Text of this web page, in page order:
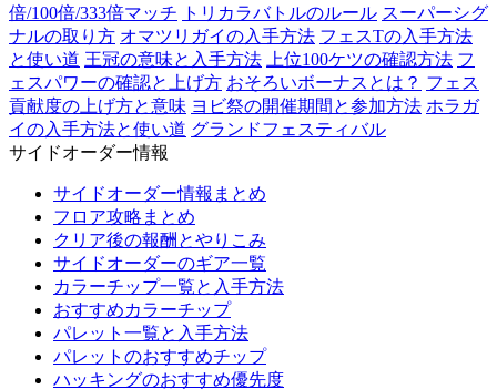
倍/100倍/333倍マッチ
トリカラバトルのルール スーパーシグ
ナルの取り方 オマツリガイの入手方法 フェスTの入手方法
と使い道 王冠の意味と入手方法 上位100ケツの確認方法 フ
ェスパワーの確認と上げ方 おそろいボーナスとは？ フェス
貢献度の上げ方と意味 ヨビ祭の開催期間と参加方法 ホラガ
イの入手方法と使い道 グランドフェスティバル
サイドオーダー情報
サイドオーダー情報まとめ
フロア攻略まとめ
クリア後の報酬とやりこみ
サイドオーダーのギア一覧
カラーチップ一覧と入手方法
おすすめカラーチップ
パレット一覧と入手方法
パレットのおすすめチップ
ハッキングのおすすめ優先度